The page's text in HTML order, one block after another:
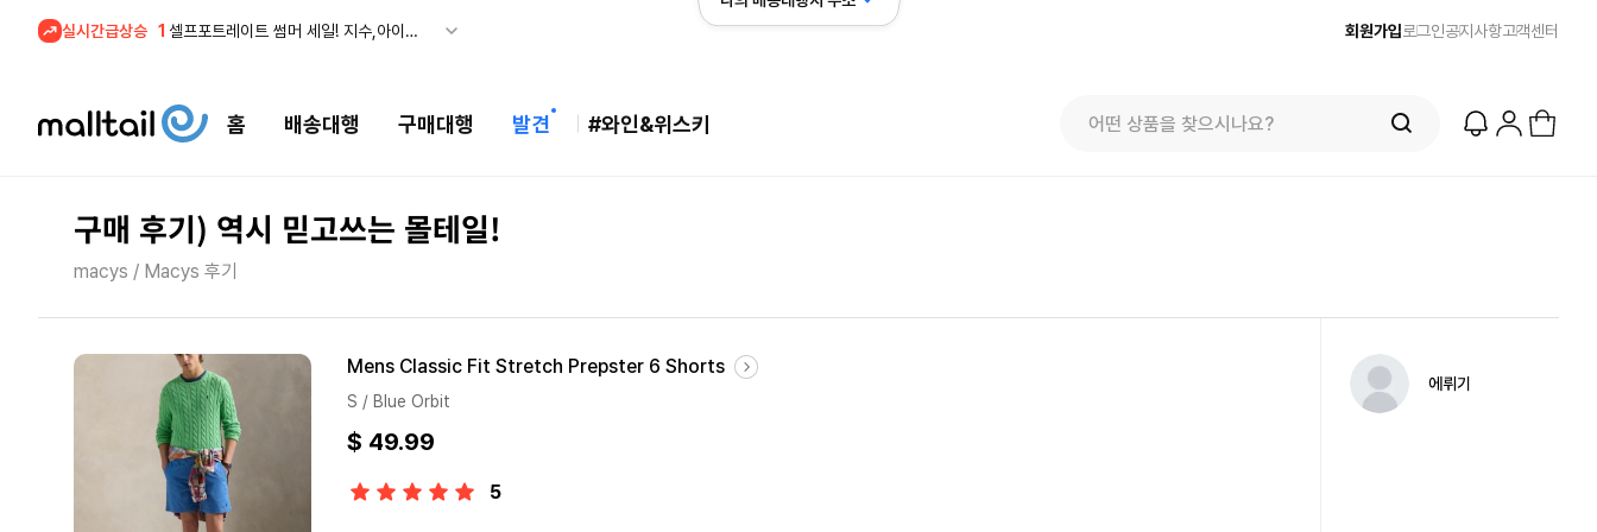
실시간급상승 2
조마샵) 버버리 역대급 특가! 최대 94% 세일
4
5
회원가입로그인공지사항고객센터
홈 배송대행 구매대행 발견 #와인&위스키
구매 후기) 역시 믿고쓰는 몰테일!
macys / Macys 후기
Mens Classic Fit Stretch Prepster 6 Shorts
S / Blue Orbit
$ 49.99
5
에뤼기